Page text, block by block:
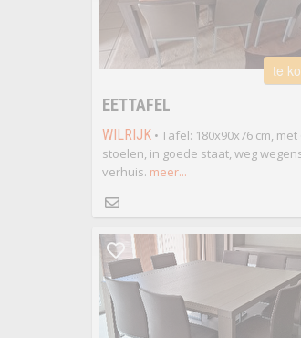
te
EETTAFEL
WILRIJK • Tafel: 180x90x76 cm, met
stoelen, in goede staat, weg
verhuis. meer...